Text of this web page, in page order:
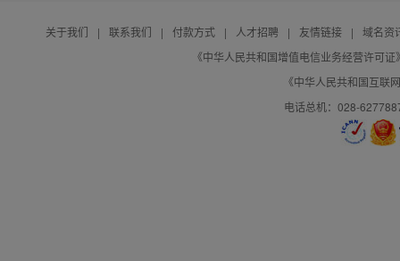
关于我们 | 联系我们 | 付款方式 | 人才招聘 | 友情链接 |
域名资
《中华人民共和国增值电信业务经营许可
《中华人民共和国互联
电话总机：028-